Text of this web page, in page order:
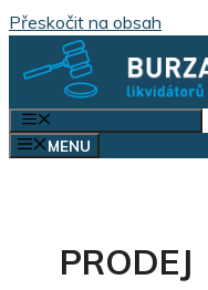
Přeskočit na obsah
MENU
PRODEJ